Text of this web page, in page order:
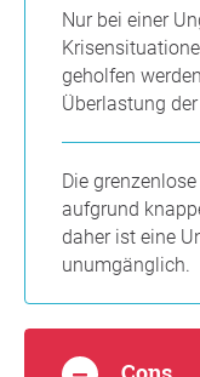
Nur bei einer
geholfen
Überlastung
Die
aufgrund
daher ist eine
unumgänglich.